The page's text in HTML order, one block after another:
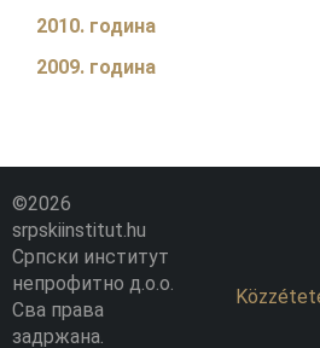
2010. година
2009. година
©2026
srpskiinstitut.hu
Српски институт
непрофитно д.о.о.
Сва права
задржана.